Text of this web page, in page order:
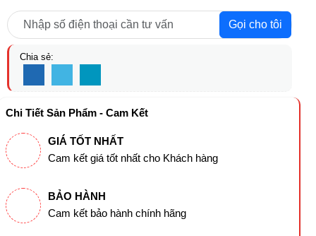
Gọi cho tôi
Chia sẻ:
Chi Tiết Sản Phẩm - Cam Kết
GIÁ TỐT NHẤT
Cam kết giá tốt nhất cho Khách hàng
BẢO HÀNH
Cam kết bảo hành chính hãng